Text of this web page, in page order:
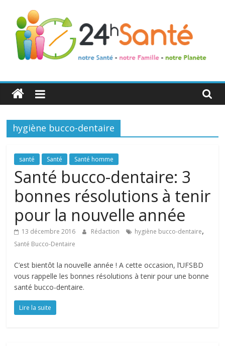
24h
Santé
La
de
toute
famille
hygiène bucco-dentaire
santé Santé Santé homme
Santé bucco-dentaire: 3
bonnes résolutions à tenir
pour la nouvelle année
13 décembre 2016 Rédaction hygiène bucco-dentaire,
Santé Bucco-Dentaire
C’est bientôt la nouvelle année ! A cette occasion, l’UFSBD
vous rappelle les bonnes résolutions à tenir pour une bonne
santé bucco-dentaire.
Lire la suite